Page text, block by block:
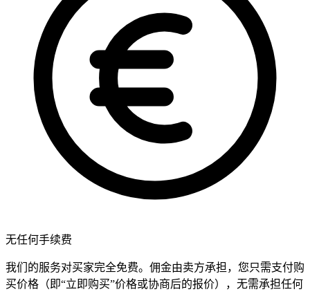
无任何手续费
我们的服务对买家完全免费。佣金由卖方承担，您只需支付购
买价格（即“立即购买”价格或协商后的报价），无需承担任何